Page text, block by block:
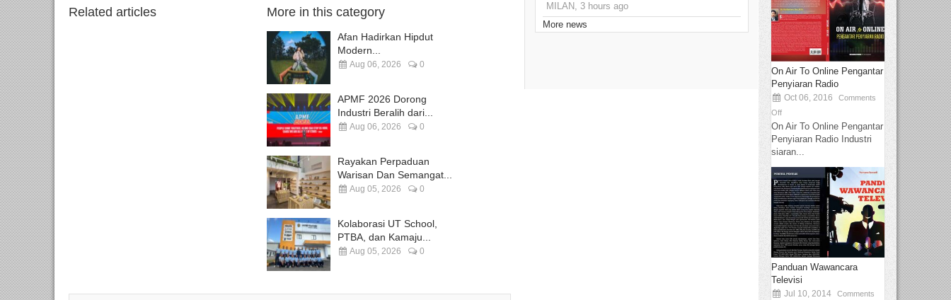
Related articles More in this category
Afan Hadirkan Hipdut
Modern...
Aug 06, 2026 0
APMF 2026 Dorong
Industri Beralih dari...
Aug 06, 2026 0
Rayakan Perpaduan
Warisan Dan Semangat...
Aug 05, 2026 0
Kolaborasi UT School,
PTBA, dan Kamaju...
Aug 05, 2026 0
MILAN, 3 hours ago
More news
On Air To Online Pengantar
Penyiaran Radio
Oct 06, 2016
Comments
Off
On Air To Online Pengantar
Penyiaran Radio Industri
siaran...
Panduan Wawancara
Televisi
Jul 10, 2014
Comments